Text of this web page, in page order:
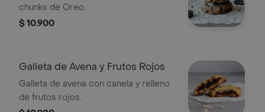
chunks de Oreo.
$ 10.900
Galleta de Avena y Frutos Rojos
Galleta de avena con canela y relleno
de frutos rojos.